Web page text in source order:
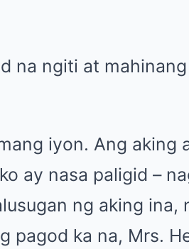
na ngiti at
iyon. Ang aking
ay nasa paligid –
ng aking ina,
pagod ka na, Mrs.